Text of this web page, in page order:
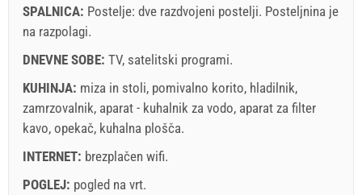
Pravila in pogoji dobavitelja
Rezervirajte in počakajte na potrditev
jih zapišite spodaj in kliknite "Pošlji povpraševanje".
SPALNICA: Postelje: dve razdvojeni postelji. Posteljnina je
na razpolagi.
DNEVNE SOBE: TV, satelitski programi.
KUHINJA: miza in stoli, pomivalno korito, hladilnik,
zamrzovalnik, aparat - kuhalnik za vodo, aparat za filter
kavo, opekač, kuhalna plošča.
INTERNET: brezplačen wifi.
POGLEJ: pogled na vrt.